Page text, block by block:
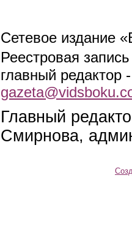
Сетевое издание
Реестровая
главный
Главный
Смирнова,